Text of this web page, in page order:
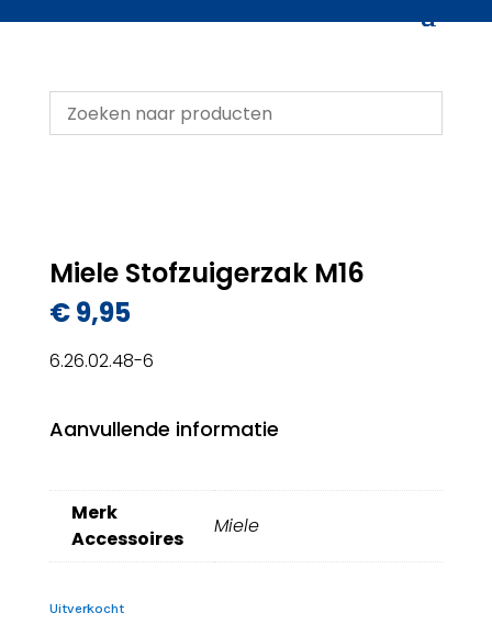
Miele Stofzuigerzak M16
€9,95
6.26.02.48-6
Aanvullende informatie
Merk
Accessoires
Miele
Uitverkocht